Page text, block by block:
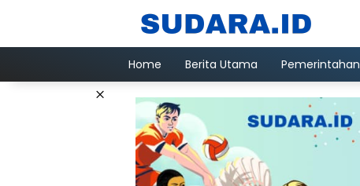
Home Berita Utama Pemerintahan
×